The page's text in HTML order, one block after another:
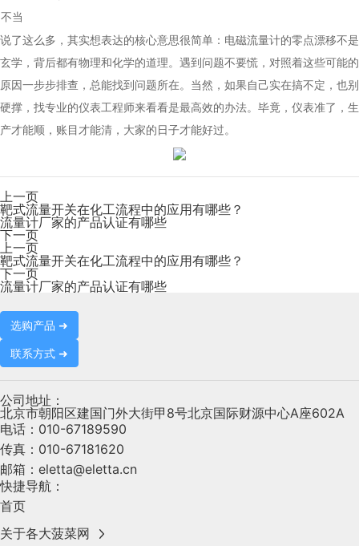
不当
说了这么多，其实想表达的核心意思很简单：电磁流量计的零点漂移不是
玄学，背后都有物理和化学的道理。遇到问题不要慌，对照着这些可能的
原因一步步排查，总能找到问题所在。当然，如果自己实在搞不定，也别
硬撑，找专业的仪表工程师来看看是最高效的办法。毕竟，仪表准了，生
产才能顺，账目才能清，大家的日子才能好过。
上一页
靶式流量开关在化工流程中的应用有哪些？
流量计厂家的产品认证有哪些
下一页
上一页
靶式流量开关在化工流程中的应用有哪些？
下一页
流量计厂家的产品认证有哪些
选购产品 ➜
联系方式 ➜
公司地址：
北京市朝阳区建国门外大街甲8号北京国际财源中心A座602A
电话： 010-67189590
传真： 010-67181620
邮箱： eletta@eletta.cn
快捷导航：
首页
关于各大菠菜网